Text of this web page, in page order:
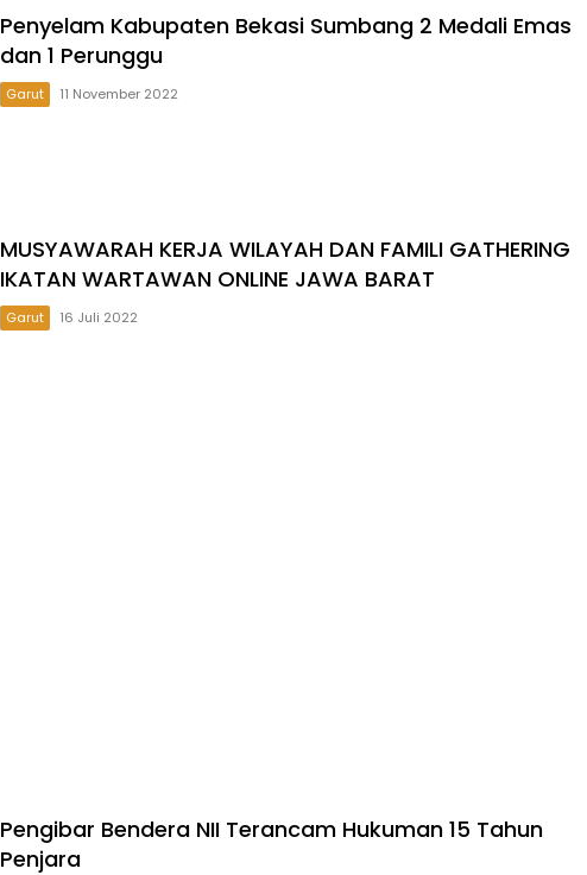
Penyelam Kabupaten Bekasi Sumbang 2 Medali Emas
dan 1 Perunggu
Garut 11 November 2022
MUSYAWARAH KERJA WILAYAH DAN FAMILI GATHERING
IKATAN WARTAWAN ONLINE JAWA BARAT
Garut 16 Juli 2022
Pengibar Bendera NII Terancam Hukuman 15 Tahun
Penjara